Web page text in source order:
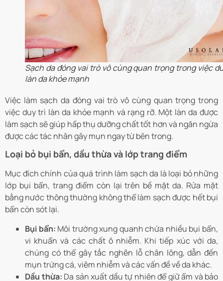
Sạch da đóng vai trò vô cùng quan trọng trong việc
làn da khỏe mạnh
Việc làm sạch da đóng vai trò vô cùng quan trọng trong
việc duy trì làn da khỏe mạnh và rạng rỡ. Một làn da được
làm sạch sẽ giúp hấp thụ dưỡng chất tốt hơn và ngăn ngừa
được các tác nhân gây mụn ngay từ bên trong.
Loại bỏ bụi bẩn, dầu thừa và lớp trang điểm
Mục đích chính của quá trình làm sạch da là loại bỏ những
lớp bụi bẩn, trang điểm còn lại trên bề mặt da. Rửa mặt
bằng nước thông thường không thể làm sạch được hết bụi
bẩn còn sót lại.
Bụi bẩn: Môi trường xung quanh chứa nhiều bụi bẩn,
vi khuẩn và các chất ô nhiễm. Khi tiếp xúc với da,
chúng có thể gây tắc nghẽn lỗ chân lông, dẫn đến
mụn trứng cá, viêm nhiễm và các vấn đề về da khác.
Dầu thừa: Da sản xuất dầu tự nhiên để giữ ẩm và bảo